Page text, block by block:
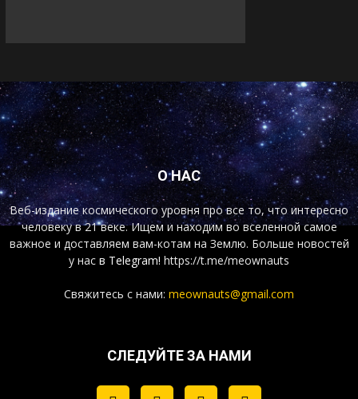
О НАС
Веб-издание космического уровня про все то, что интересно
человеку в 21 веке. Ищем и находим во вселенной самое
важное и доставляем вам-котам на Землю. Больше новостей
у нас в Telegram! https://t.me/meownauts
Свяжитесь с нами: meownauts@gmail.com
СЛЕДУЙТЕ ЗА НАМИ